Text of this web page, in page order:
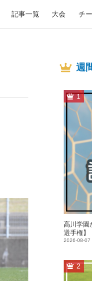
記事一覧 大会 チ
週
1
高川学園
選手権】
2026-08-07
2